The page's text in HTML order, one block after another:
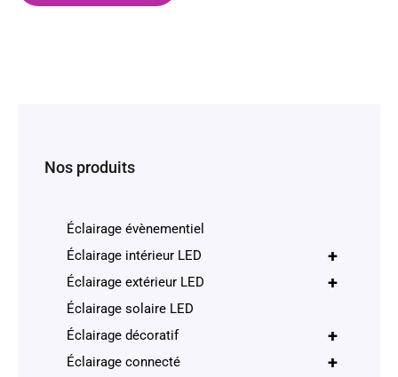
Nos produits
Éclairage évènementiel
+
Éclairage intérieur LED
+
Éclairage extérieur LED
Éclairage solaire LED
+
Éclairage décoratif
+
Éclairage connecté